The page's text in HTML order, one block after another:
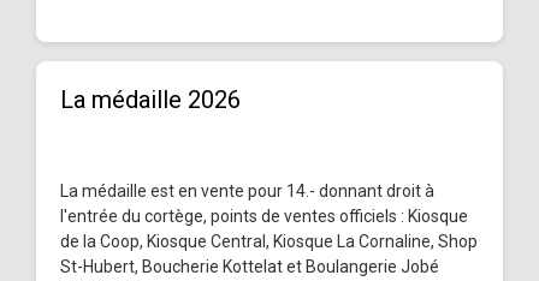
La médaille 2026
La médaille est en vente pour 14.- donnant droit à
l'entrée du cortège, points de ventes officiels : Kiosque
de la Coop, Kiosque Central, Kiosque La Cornaline, Shop
St-Hubert, Boucherie Kottelat et Boulangerie Jobé